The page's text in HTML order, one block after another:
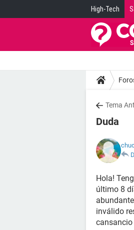
High-Tech
Tema
Duda
Hola!
último 8
inválido
cansancio